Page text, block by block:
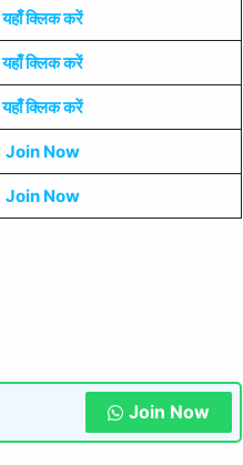
यहाँ क्लिक करें
यहाँ क्लिक करें
यहाँ क्लिक करें
Join Now
Join Now
Join Now